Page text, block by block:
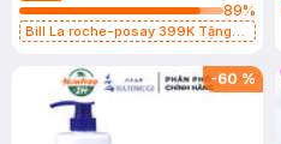
89%
Bill La roche-posay 399K Tặng
(SL có hạn)
-60 %